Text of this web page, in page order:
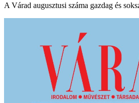
A Várad augusztusi száma gazdag és